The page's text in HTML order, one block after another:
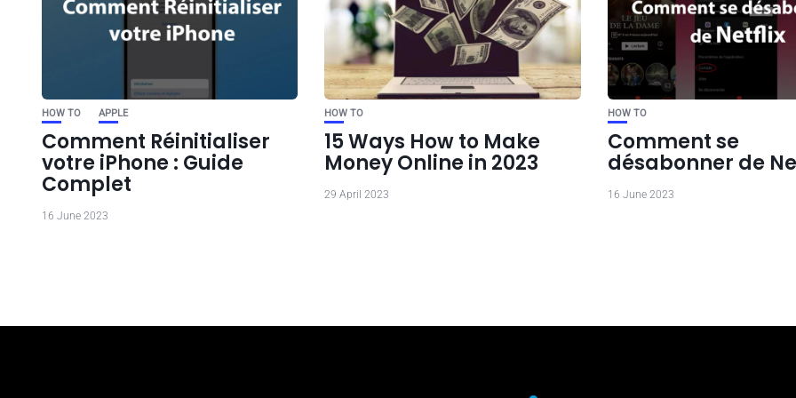
HOW TO APPLE
Comment Réinitialiser
votre iPhone : Guide
Complet
16 June 2023
HOW TO
15 Ways How to Make
Money Online in 2023
29 April 2023
HOW TO
Comment se
désabonner de
16 June 2023